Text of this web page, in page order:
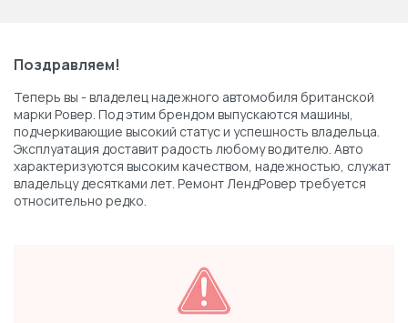
Поздравляем!
Теперь вы - владелец надежного автомобиля британской
марки Ровер. Под этим брендом выпускаются машины,
подчеркивающие высокий статус и успешность владельца.
Эксплуатация доставит радость любому водителю. Авто
характеризуются высоким качеством, надежностью, служат
владельцу десятками лет. Ремонт ЛендРовер требуется
относительно редко.